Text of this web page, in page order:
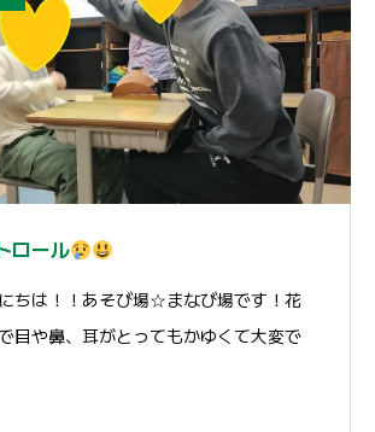
ロール
ちは！！あそび場☆まなび場です！花
目や鼻、耳がとってもかゆくて大変で